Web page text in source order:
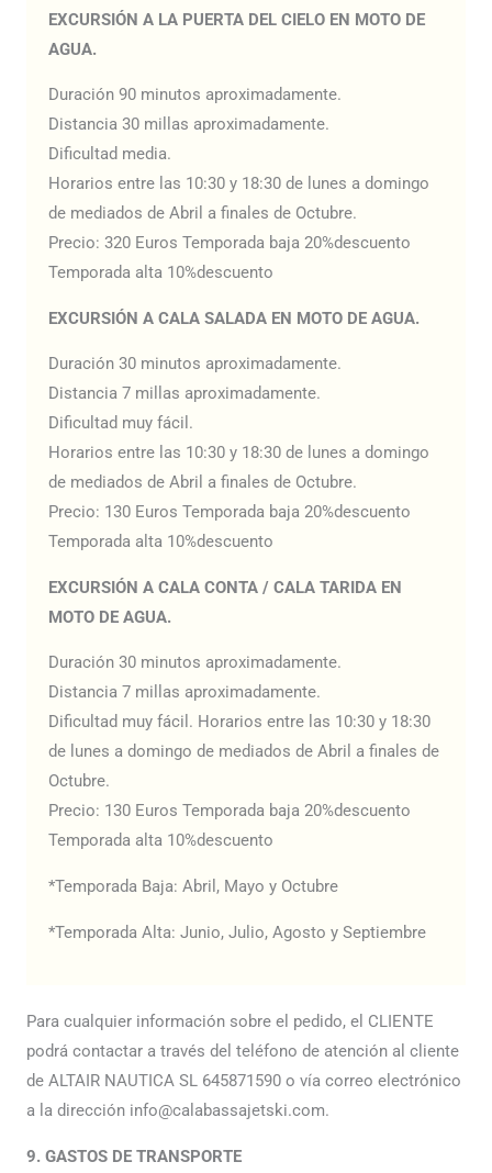
EXCURSIÓN A LA PUERTA DEL CIELO EN MOTO DE
AGUA.
Duración 90 minutos aproximadamente.
Distancia 30 millas aproximadamente.
Dificultad media.
Horarios entre las 10:30 y 18:30 de lunes a domingo
de mediados de Abril a finales de Octubre.
Precio: 320 Euros Temporada baja 20%descuento
Temporada alta 10%descuento
EXCURSIÓN A CALA SALADA EN MOTO DE AGUA.
Duración 30 minutos aproximadamente.
Distancia 7 millas aproximadamente.
Dificultad muy fácil.
Horarios entre las 10:30 y 18:30 de lunes a domingo
de mediados de Abril a finales de Octubre.
Precio: 130 Euros Temporada baja 20%descuento
Temporada alta 10%descuento
EXCURSIÓN A CALA CONTA / CALA TARIDA EN
MOTO DE AGUA.
Duración 30 minutos aproximadamente.
Distancia 7 millas aproximadamente.
Dificultad muy fácil. Horarios entre las 10:30 y 18:30
de lunes a domingo de mediados de Abril a finales de
Octubre.
Precio: 130 Euros Temporada baja 20%descuento
Temporada alta 10%descuento
*Temporada Baja: Abril, Mayo y Octubre
*Temporada Alta: Junio, Julio, Agosto y Septiembre
Para cualquier información sobre el pedido, el CLIENTE
podrá contactar a través del teléfono de atención al cliente
de ALTAIR NAUTICA SL 645871590 o vía correo electrónico
a la dirección info@calabassajetski.com.
9. GASTOS DE TRANSPORTE